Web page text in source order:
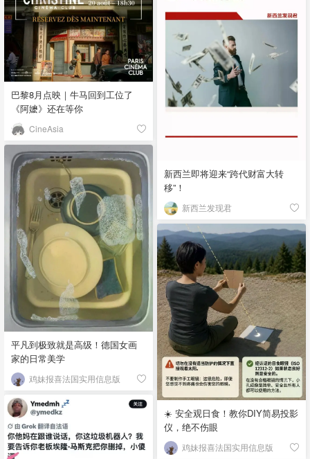
巴黎8月点映｜牛马回到工位了
《阿嬷》还在等你
CineAsia
新西兰即将迎来“跨代财富大转
移”！
新西兰发现君
平凡到极致就是高级！德国女画
家的日常美学
鸡妹报喜法国实用信息版
☀️ 安全观日食！教你DIY简易投影
仪，绝不伤眼
鸡妹报喜法国实用信息版